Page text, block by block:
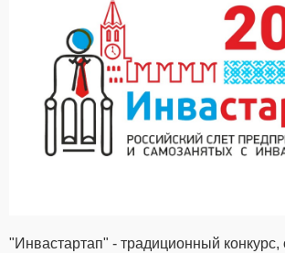
"Инвастартап" - традиционный конкурс,